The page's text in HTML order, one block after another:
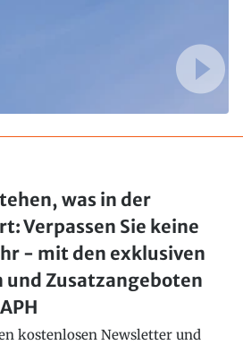
was in der
Verpassen Sie keine
- mit den exklusiven
und Zusatzangeboten
kostenlosen Newsletter und